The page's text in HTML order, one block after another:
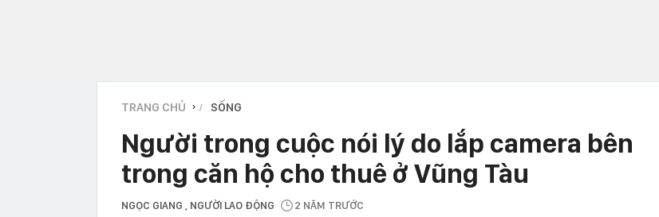
TRANG CHỦ › SỐNG
Người trong cuộc nói lý do lắp camera bên
trong căn hộ cho thuê ở Vũng Tàu
NGỌC GIANG , NGƯỜI LAO ĐỘNG 2 NĂM TRƯỚC